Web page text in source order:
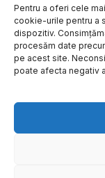
Pentru a oferi cele
cookie-urile pentru a
dispozitiv.
procesăm date
pe acest site.
poate afecta negativ